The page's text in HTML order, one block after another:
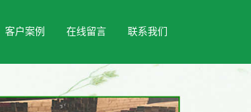
客户案例 在线留言 联系我们